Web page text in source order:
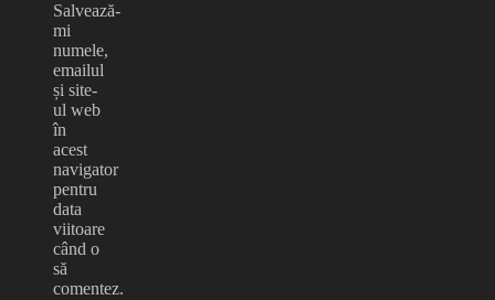
Salvează-
mi
numele,
emailul
și site-
ul web
în
acest
navigator
pentru
data
viitoare
când o
să
comentez.